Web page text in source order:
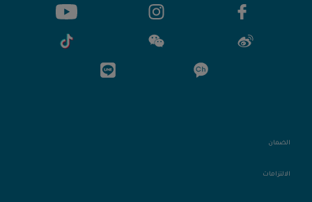
الضمان
الالتزامات